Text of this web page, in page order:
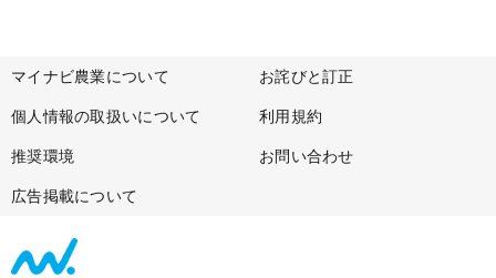
マイナビ農業について お詫びと訂正
個人情報の取扱いについて 利用規約
推奨環境 お問い合わせ
広告掲載について